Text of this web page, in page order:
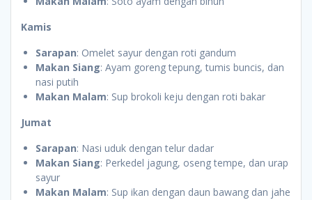
Kamis
Sarapan: Omelet sayur dengan roti gandum
Makan Siang: Ayam goreng tepung, tumis buncis, dan
nasi putih
Makan Malam: Sup brokoli keju dengan roti bakar
Jumat
Sarapan: Nasi uduk dengan telur dadar
Makan Siang: Perkedel jagung, oseng tempe, dan urap
sayur
Makan Malam: Sup ikan dengan daun bawang dan jahe